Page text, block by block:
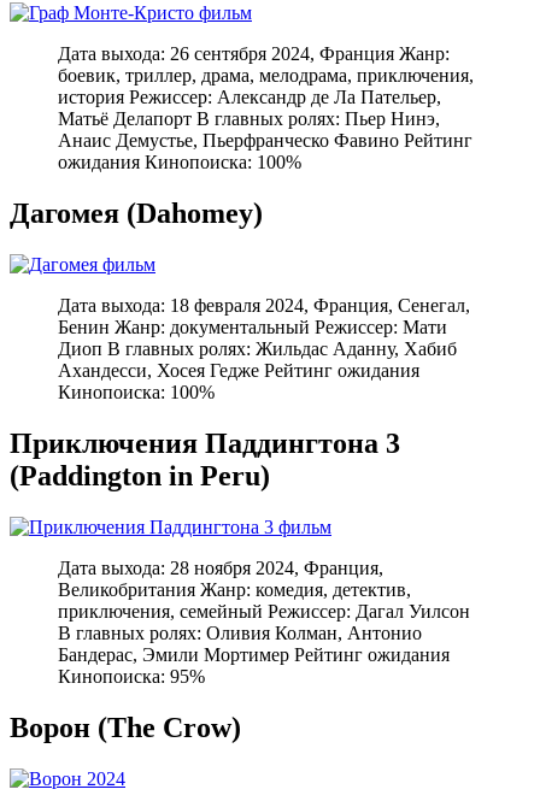
Дата выхода: 26 сентября 2024, Франция Жанр:
боевик, триллер, драма, мелодрама, приключения,
история Режиссер: Александр де Ла Пательер,
Матьё Делапорт В главных ролях: Пьер Нинэ,
Анаис Демустье, Пьерфранческо Фавино Рейтинг
ожидания Кинопоиска: 100%
Дагомея (Dahomey)
Дата выхода: 18 февраля 2024, Франция, Сенегал,
Бенин Жанр: документальный Режиссер: Мати
Диоп В главных ролях: Жильдас Аданну, Хабиб
Ахандесси, Хосея Гедже Рейтинг ожидания
Кинопоиска: 100%
Приключения Паддингтона 3
(Paddington in Peru)
Дата выхода: 28 ноября 2024, Франция,
Великобритания Жанр: комедия, детектив,
приключения, семейный Режиссер: Дагал Уилсон
В главных ролях: Оливия Колман, Антонио
Бандерас, Эмили Мортимер Рейтинг ожидания
Кинопоиска: 95%
Ворон (The Crow)